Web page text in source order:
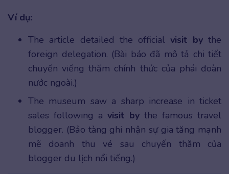
Ví dụ:
The article detailed the officialvisit bythe
foreign delegation. (Bài báo đã mô tả chi tiết
chuyến viếng thăm chính thức của phái đoàn
nước ngoài.)
The museum saw a sharp increase in ticket
sales following a visit bythe famous travel
blogger. (Bảo tàng ghi nhận sự gia tăng mạnh
mẽ doanh thu vé sau chuyến thăm của
blogger du lịch nổi tiếng.)